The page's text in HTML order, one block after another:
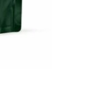
d’un vrai café